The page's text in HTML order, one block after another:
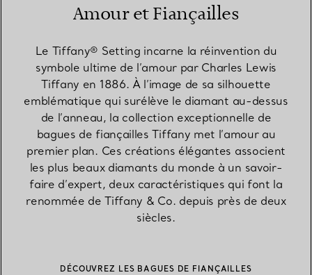
Amour et Fiançailles
Le Tiffany® Setting incarne la réinvention du
symbole ultime de l’amour par Charles Lewis
Tiffany en 1886. À l’image de sa silhouette
emblématique qui surélève le diamant au-dessus
de l’anneau, la collection exceptionnelle de
bagues de fiançailles Tiffany met l’amour au
premier plan. Ces créations élégantes associent
les plus beaux diamants du monde à un savoir-
faire d’expert, deux caractéristiques qui font la
renommée de Tiffany & Co. depuis près de deux
siècles.
DÉCOUVREZ LES BAGUES DE FIANÇAILLES